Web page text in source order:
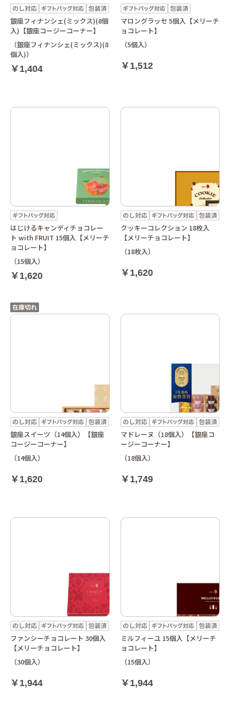
銀座フィナンシェ(ミックス)(8個
入)【銀座コージーコーナー】
（銀座フィナンシェ(ミックス)(8
個入)）
￥1,404
マロングラッセ 5個入【メリーチ
ョコレート】
（5個入）
￥1,512
はじけるキャンディチョコレー
ト with FRUIT 15個入【メリーチ
ョコレート】
（15個入）
￥1,620
クッキーコレクション 18枚入
【メリーチョコレート】
（18枚入）
￥1,620
銀座スイーツ（14個入）【銀座
コージーコーナー】
（14個入）
￥1,620
マドレーヌ（18個入）【銀座コ
ージーコーナー】
（18個入）
￥1,749
ファンシーチョコレート 30個入
【メリーチョコレート】
（30個入）
￥1,944
ミルフィーユ 15個入【メリーチ
ョコレート】
（15個入）
￥1,944